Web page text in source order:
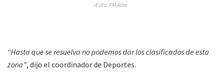
»Foto: FM Alba
“Hasta que se resuelva no podemos dar los clasificados de esta
zona”, dijo el coordinador de Deportes.